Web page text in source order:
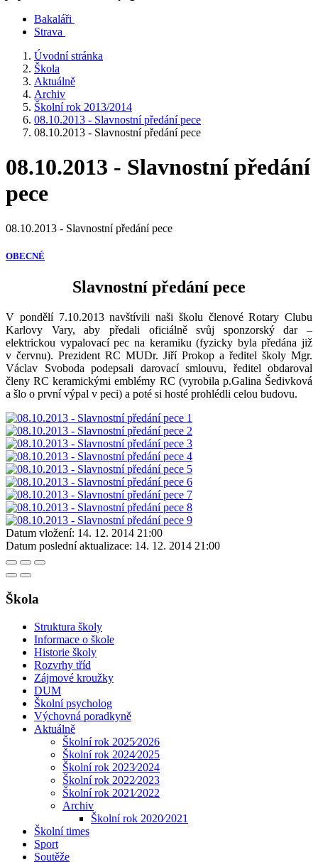
Bakaláři
Strava
Úvodní stránka
Škola
Aktuálně
Archiv
Školní rok 2013/2014
08.10.2013 - Slavnostní předání pece
08.10.2013 - Slavnostní předání pece
08.10.2013 - Slavnostní předání
pece
08.10.2013 - Slavnostní předání pece
OBECNÉ
Slavnostní předání pece
V pondělí 7.10.2013 navštívili naši školu členové Rotary Clubu
Karlovy Vary, aby předali oficiálně svůj sponzorský dar –
elektrickou vypalovací pec na keramiku (fyzicky byla předána již
v červnu). Prezident RC MUDr. Jiří Prokop a ředitel školy Mgr.
Václav Svoboda podepsali darovací smlouvu, ředitel obdaroval
členy RC keramickými emblémy RC (vyrobila p.Galina Šedivková
a šlo o první výpal v peci) a poté si hosté prohlédli celou budovu.
Datum vložení: 14. 12. 2014 21:00
Datum poslední aktualizace: 14. 12. 2014 21:00
Škola
Struktura školy
Informace o škole
Historie školy
Rozvrhy tříd
Zájmové kroužky
DUM
Školní psycholog
Výchovná poradkyně
Aktuálně
Školní rok 2025⁄2026
Školní rok 2024⁄2025
Školní rok 2023⁄2024
Školní rok 2022⁄2023
Školní rok 2021⁄2022
Archiv
Školní rok 2020⁄2021
Školní times
Sport
Soutěže